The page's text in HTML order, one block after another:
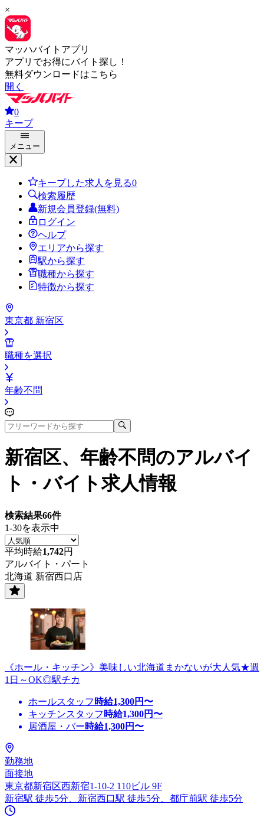
×
マッハバイトアプリ
アプリでお得にバイト探し！
無料ダウンロードはこちら
開く
0
キープ
メニュー
キープした求人を見る0
検索履歴
新規会員登録(無料)
ログイン
ヘルプ
エリアから探す
駅から探す
職種から探す
特徴から探す
東京都 新宿区
職種を選択
年齢不問
新宿区、年齢不問のアルバイ
ト・バイト求人情報
検索結果66件
1-30を表示中
平均時給1,742円
アルバイト・パート
北海道 新宿西口店
《ホール・キッチン》美味しい北海道まかないが大人気★週
1日～OK◎駅チカ
ホールスタッフ 時給1,300円〜
キッチンスタッフ 時給1,300円〜
居酒屋・バー時給1,300円〜
勤務地
面接地
東京都新宿区西新宿1-10-2 110ビル 9F
新宿駅 徒歩5分、新宿西口駅 徒歩5分、都庁前駅 徒歩5分